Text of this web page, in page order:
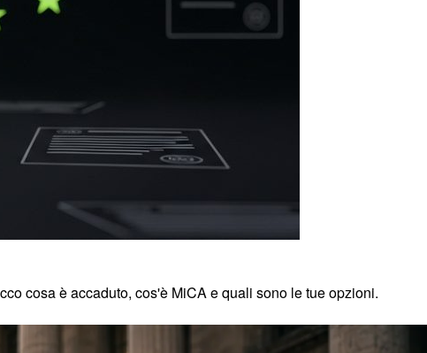
cosa è accaduto, cos'è MiCA e quali sono le tue opzioni.